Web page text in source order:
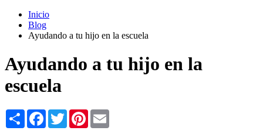
Inicio
Blog
Ayudando a tu hijo en la escuela
Ayudando a tu hijo en la
escuela
Share Facebook
TwitterPinterest